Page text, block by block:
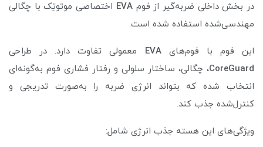
در بخش داخلی ضربه‌گیر از فومEVA اختصاصی موتوتِک با چگالی
مهندسی‌شده استفاده شده است.
این فوم با فوم‌هایEVA
معمولی تفاوت دارد. در طراحی
CoreGuard، چگالی، ساختار سلولی و رفتار فشاری فوم به‌گونه‌ای
انتخاب شده که بتواند انرژی ضربه را به‌صورت تدریجی و
کنترل‌شده جذب کند.
ویژگی‌های این هسته جذب انرژی شامل: